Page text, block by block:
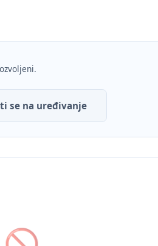
se na uređivanje